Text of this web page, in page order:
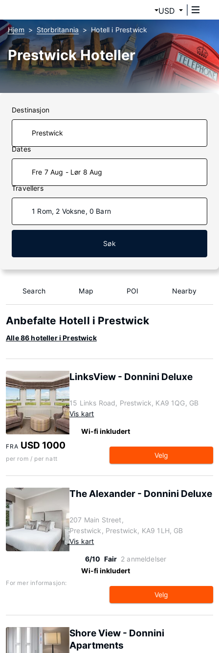
USD
Hjem Storbritannia Hotell i Prestwick
Prestwick Hoteller
Destinasjon
Dates
Fre 7 Aug - Lør 8 Aug
Travellers
1 Rom, 2 Voksne, 0 Barn
Søk
Search Map POI Nearby
Anbefalte Hotell i Prestwick
Alle 86 hoteller i Prestwick
LinksView - Donnini Deluxe
15 Links Road, Prestwick, KA9 1QG, GB
Vis kart
Wi-fi inkludert
FRA USD 1000
per rom / per natt Velg
The Alexander - Donnini Deluxe
207 Main Street,
Prestwick, Prestwick, KA9 1LH, GB
Vis kart
6/10 Fair 2 anmeldelser
Wi-fi inkludert
For mer informasjon:
Velg
Shore View - Donnini
Apartments